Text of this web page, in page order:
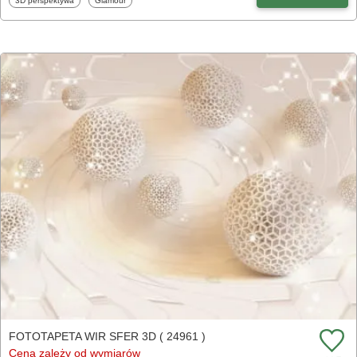
FOTOTAPETA WIR SFER 3D ( 24961 )
Cena zależy od wymiarów